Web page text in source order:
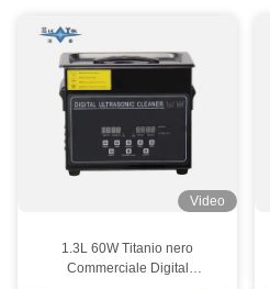
Video
1.3L 60W Titanio nero
Commerciale Digital